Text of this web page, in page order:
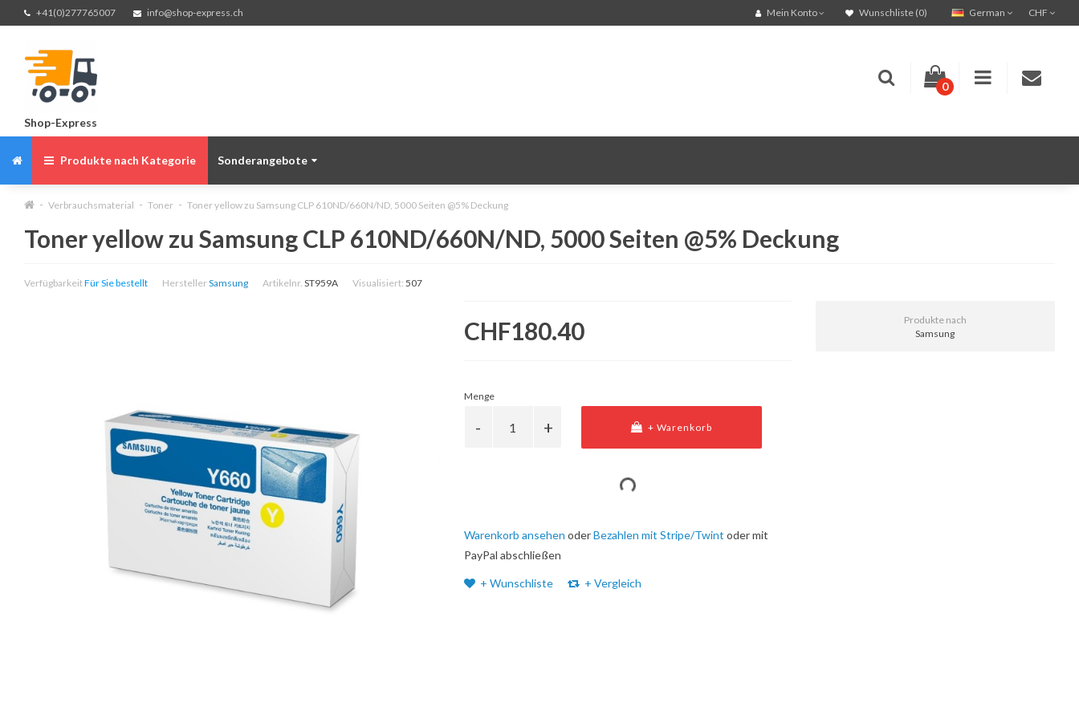
+41(0)277765007 info@shop-express.ch CHF
German
Mein Konto Wunschliste (0)
Shop-Express
0
Produkte nach Kategorie Sonderangebote
Verbrauchsmaterial Toner Toner yellow zu Samsung CLP 610ND/660N/ND, 5000 Seiten @5% Deckung
Toner yellow zu Samsung CLP 610ND/660N/ND, 5000 Seiten @5% Deckung
VerfügbarkeitFür Sie bestellt HerstellerSamsung Artikelnr. ST959A Visualisiert: 507
CHF180.40
Menge
+ Warenkorb
Warenkorb ansehen oderBezahlen mit Stripe/Twint oder mit
PayPal abschließen
+ Wunschliste + Vergleich
Produkte nach
Samsung